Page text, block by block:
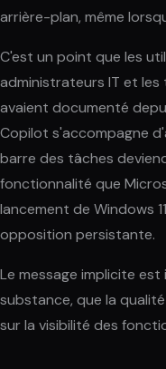
arrière-plan, même
C'est un point que les
administrateurs IT et
avaient documenté
Copilot s'accompagne
barre des tâches
fonctionnalité que
lancement de Windows
opposition persistante.
Le message implicite
substance, que la
sur la visibilité des